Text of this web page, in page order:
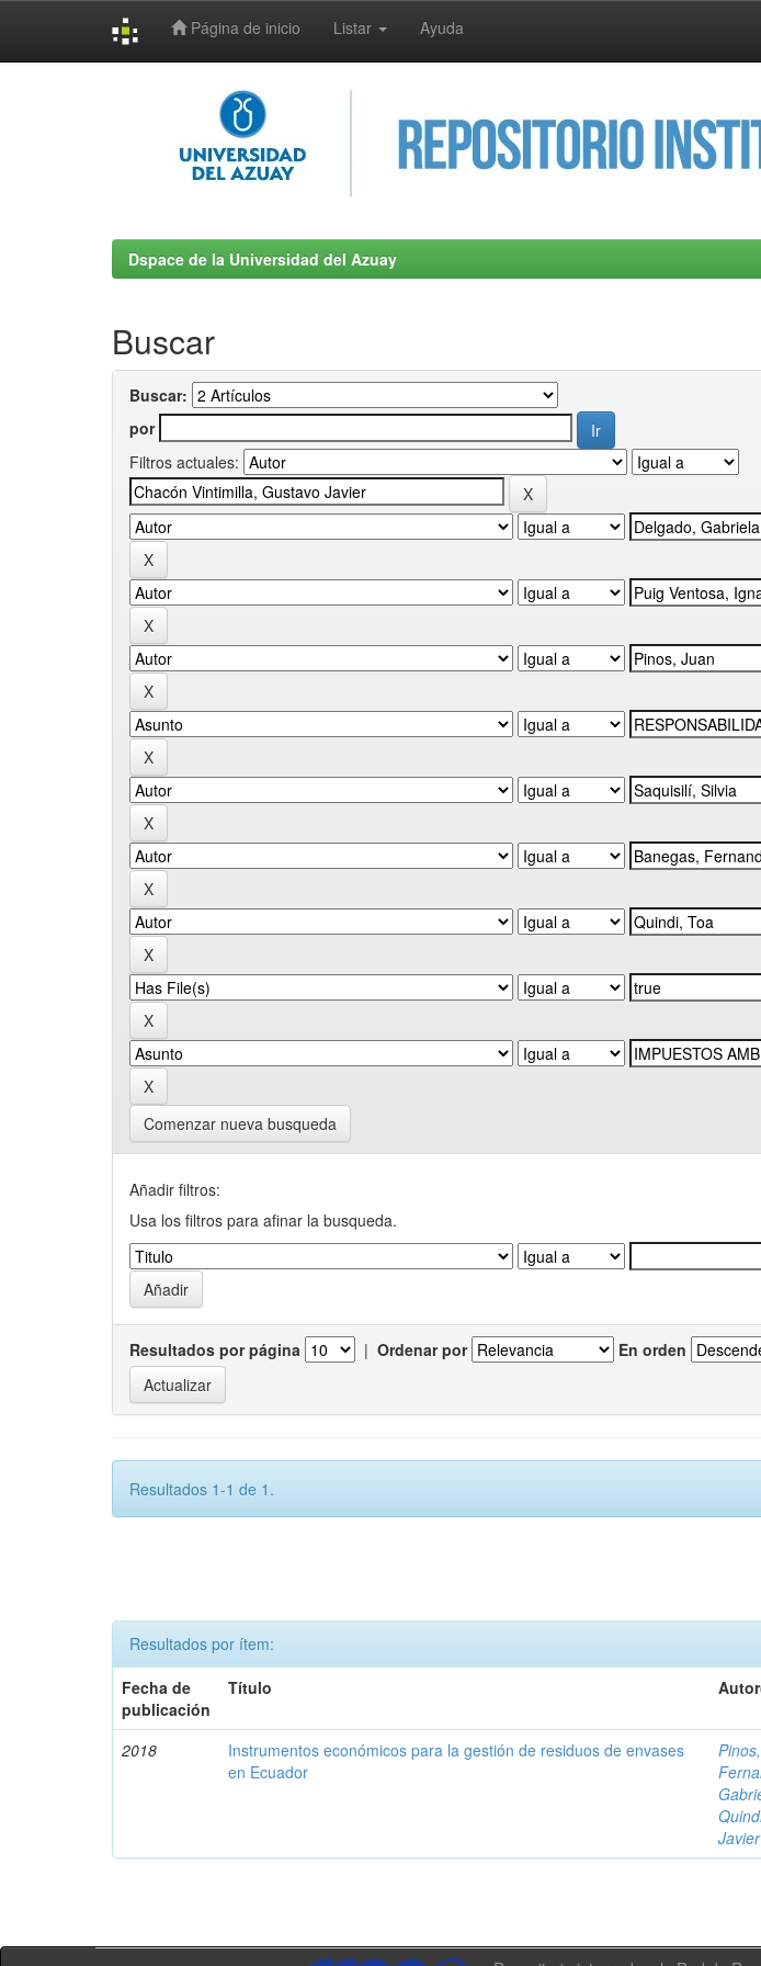
Página de inicio Listar Ayuda
Dspace de la Universidad del Azuay
Buscar
Buscar:
por
Filtros actuales:
Comenzar nueva busqueda
Añadir filtros:
Usa los filtros para afinar la busqueda.
Resultados por página | Ordenar por En orden
Resultados 1-1 de 1.
Resultados por ítem:
Fecha de
publicación
Título
2018
Instrumentos económicos para la gestión de residuos de envases
en Ecuador
Javier